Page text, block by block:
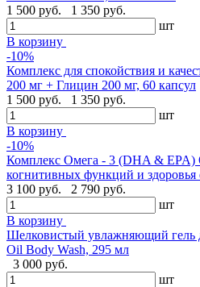
1 500 руб.
1 350 руб.
шт
В корзину
-10%
Комплекс для спокойствия и
200 мг + Глицин 200 мг, 60 капсул
1 500 руб.
1 350 руб.
шт
В корзину
-10%
Комплекс Омега - 3 (DHA & EPA)
когнитивных функций и здоровья
3 100 руб.
2 790 руб.
шт
В корзину
Шелковистый увлажняющий
Oil Body Wash, 295 мл
3 000 руб.
шт